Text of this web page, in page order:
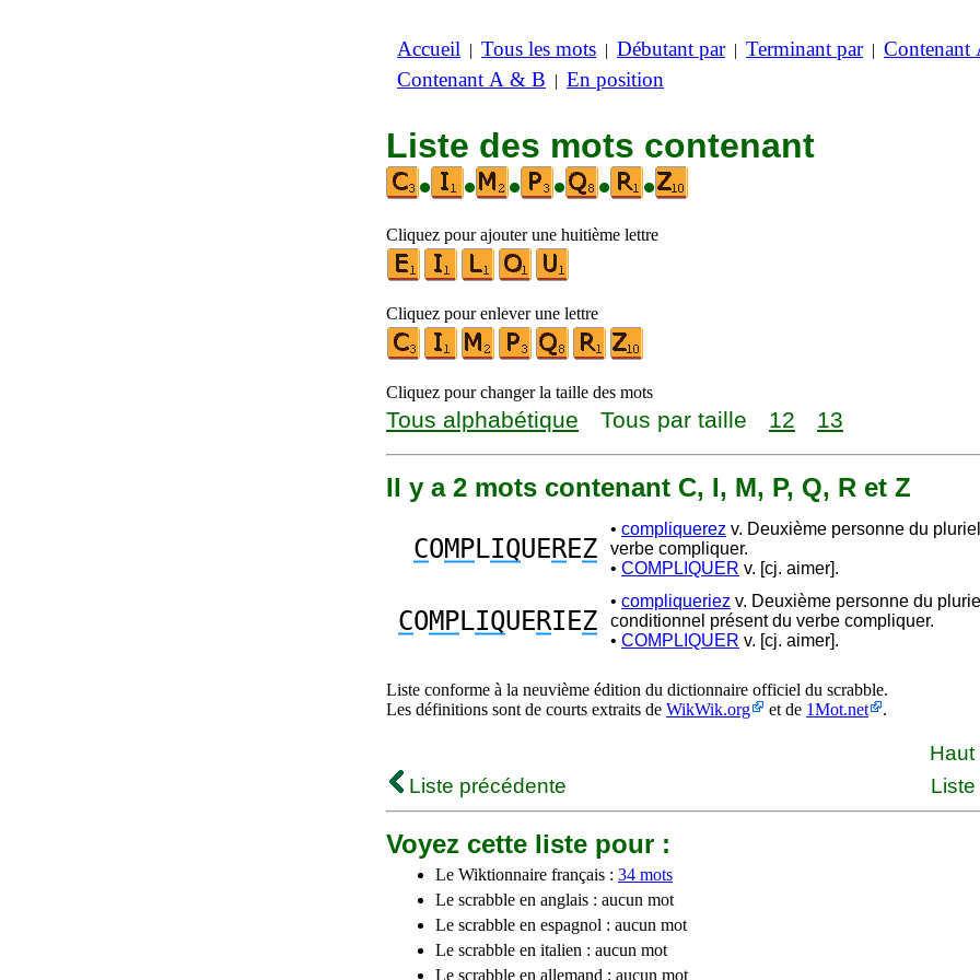
Accueil | Tous les mots | Débutant par| Terminant par| Contenant
Contenant A & B | En position
Liste des mots contenant
•
• • • • •
Cliquez pour ajouter une huitième lettre
Cliquez pour enlever une lettre
Cliquez pour changer la taille des mots
Tous alphabétique Tous par taille 12 13
Il y a 2 mots contenant C, I, M, P, Q, R et Z
COMPLIQUEREZ
• compliquerez v. Deuxième personne du
verbe compliquer.
• COMPLIQUER v. [cj. aimer].
COMPLIQUERIEZ
• compliqueriez v. Deuxième personne du
conditionnel présent du verbe compliquer.
• COMPLIQUER v. [cj. aimer].
Liste conforme à la neuvième édition du dictionnaire officiel du scrabble.
Les définitions sont de courts extraits de WikWik.org et de 1Mot.net .
Liste précédente
Voyez cette liste pour :
Le Wiktionnaire français : 34 mots
Le scrabble en anglais : aucun mot
Le scrabble en espagnol : aucun mot
Le scrabble en italien : aucun mot
Le scrabble en allemand : aucun mot